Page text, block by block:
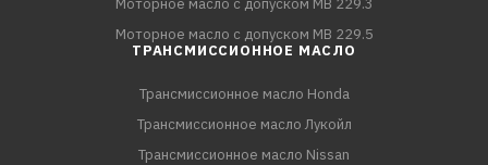
Моторное масло с допуском MB 229.3
Моторное масло с допуском MB 229.5
ТРАНСМИССИОННОЕ МАСЛО
Трансмиссионное масло Honda
Трансмиссионное масло Лукойл
Трансмиссионное масло Nissan